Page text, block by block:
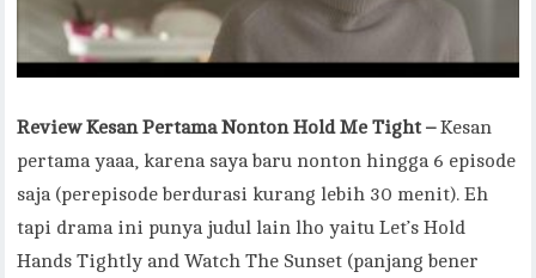
Review Kesan Pertama Nonton Hold Me Tight –Kesan
pertama yaaa, karena saya baru nonton hingga 6 episode
saja (perepisode berdurasi kurang lebih 30 menit). Eh
tapi drama ini punya judul lain lho yaitu Let’s Hold
Hands Tightly and Watch The Sunset (panjang bener